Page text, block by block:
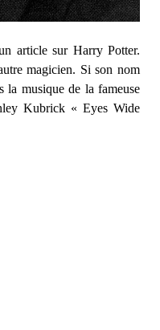
article sur Harry Potter.
magicien. Si son nom
la musique de la fameuse
Kubrick « Eyes Wide